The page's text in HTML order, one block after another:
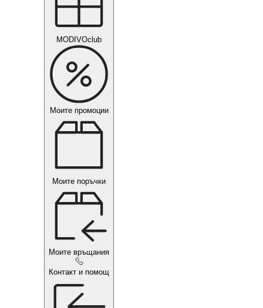
MODIVOclub
Моите промоции
Моите поръчки
Моите връщания
Контакт и помощ